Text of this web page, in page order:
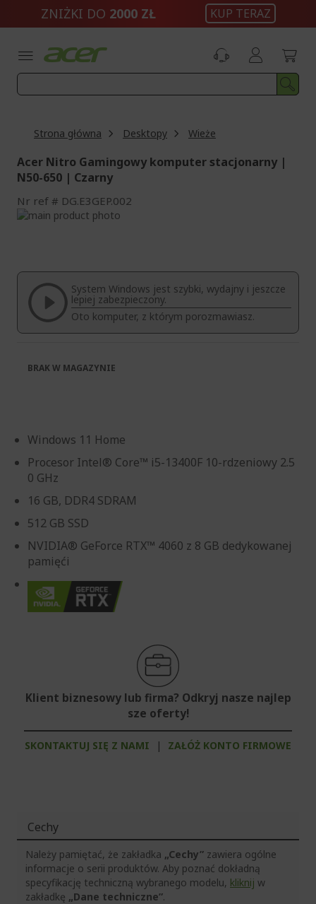
ZNIŻKI DO 2000 ZŁ KUP TERAZ
Strona główna Desktopy Wieże
Acer Nitro Gamingowy komputer stacjonarny |
N50-650 | Czarny
Nr ref DG.E3GEP.002
Przejdź
galerii
System Windows jest szybki, wydajny i jeszcze
lepiej zabezpieczony.
Oto komputer, z którym porozmawiasz.
Windows 11 Home
Procesor Intel® Core™ i5-13400F 10-rdzeniowy 2.5
0 GHz
16 GB, DDR4 SDRAM
512 GB SSD
NVIDIA® GeForce RTX™ 4060 z 8 GB dedykowanej
pamięći
Klient biznesowy lub firma? Odkryj nasze najlep
sze oferty!
SKONTAKTUJ SIĘ Z NAMI | ZAŁÓŻ KONTO FIRMOWE
BRAK W MAGAZYNIE
Cechy
Należy pamiętać, że zakładka „Cechy” zawiera ogólne
informacje o serii produktów. Aby poznać dokładną
specyfikację techniczną wybranego modelu, kliknij w
zakładkę „Dane techniczne”.